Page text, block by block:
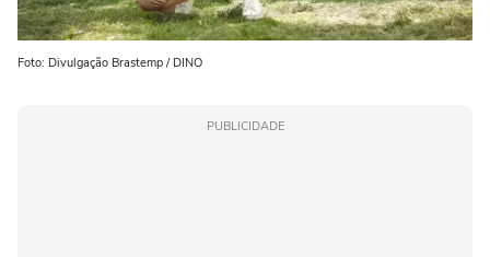
Foto: Divulgação Brastemp / DINO
PUBLICIDADE